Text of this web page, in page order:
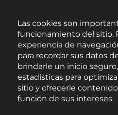
Las cookies son
funcionamiento del sitio.
experiencia de
para recordar sus datos
brindarle un inicio
estadísticas para
sitio y ofrecerle
función de sus intereses.